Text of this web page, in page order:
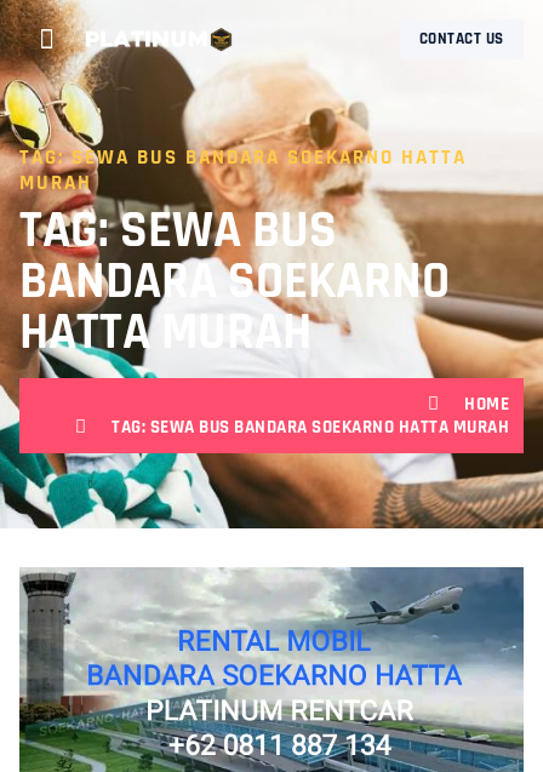
CONTACT US
TAG: SEWA BUS BANDARA SOEKARNO HATTA
MURAH
TAG: SEWA BUS
BANDARA SOEKARNO
HATTA MURAH
HOME
TAG: SEWA BUS BANDARA SOEKARNO HATTA MURAH